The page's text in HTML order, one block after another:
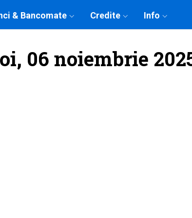
& Bancomate Credite Info
06 noiembrie